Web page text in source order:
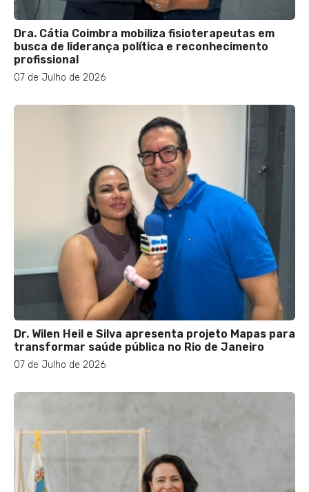
Dra. Cátia Coimbra mobiliza fisioterapeutas em
busca de liderança política e reconhecimento
profissional
07 de Julho de 2026
Dr. Wilen Heil e Silva apresenta projeto Mapas para
transformar saúde pública no Rio de Janeiro
07 de Julho de 2026